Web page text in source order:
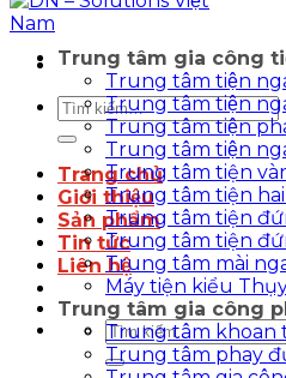
Tìm
kiếm:
Trang chủ
Giới thiệu
Sản phẩm
Tin tức
Liên hệ
Tìm
kiếm:
Trung tâm gia công
Trung tâm tiện
Trung tâm tiện
Trung tâm tiện
Trung tâm tiện
Trung tâm tiện
Trung tâm tiện
Trung tâm tiện
Trung tâm tiện
Trung tâm mài
Máy tiện kiểu
Trung tâm gia công
Trung tâm khoan
Trung tâm phay